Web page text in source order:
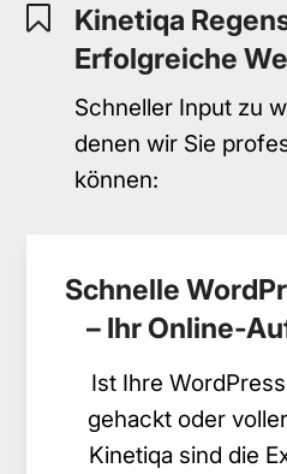
Kinetiqa
Erfolgreiche
Schneller Input zu
denen wir Sie
können:
Schnelle
– Ihr Online-
Ist Ihre
gehackt oder
Kinetiqa sind die